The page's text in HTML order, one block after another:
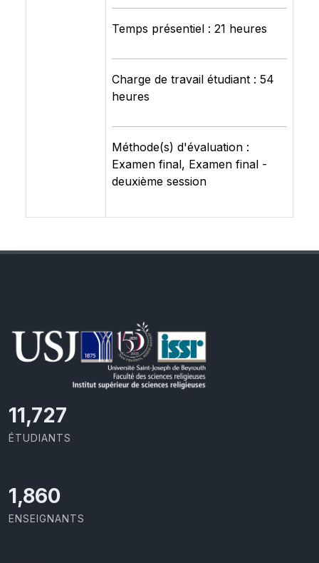
Temps présentiel : 21 heures
Charge de travail étudiant : 54
heures
Méthode(s) d'évaluation :
Examen final, Examen final -
deuxième session
11,727
ÉTUDIANTS
1,973
ENSEIGNANTS